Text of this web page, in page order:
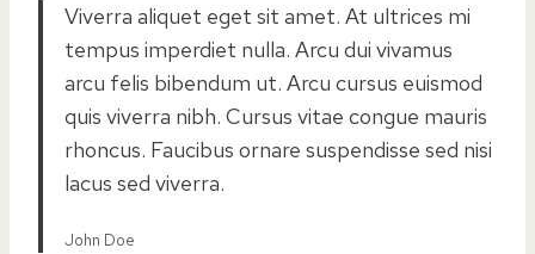
Viverra aliquet eget sit amet. At ultrices mi
tempus imperdiet nulla. Arcu dui vivamus
arcu felis bibendum ut. Arcu cursus euismod
quis viverra nibh. Cursus vitae congue mauris
rhoncus. Faucibus ornare suspendisse sed nisi
lacus sed viverra.
John Doe